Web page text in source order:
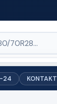
24 KONTAKT